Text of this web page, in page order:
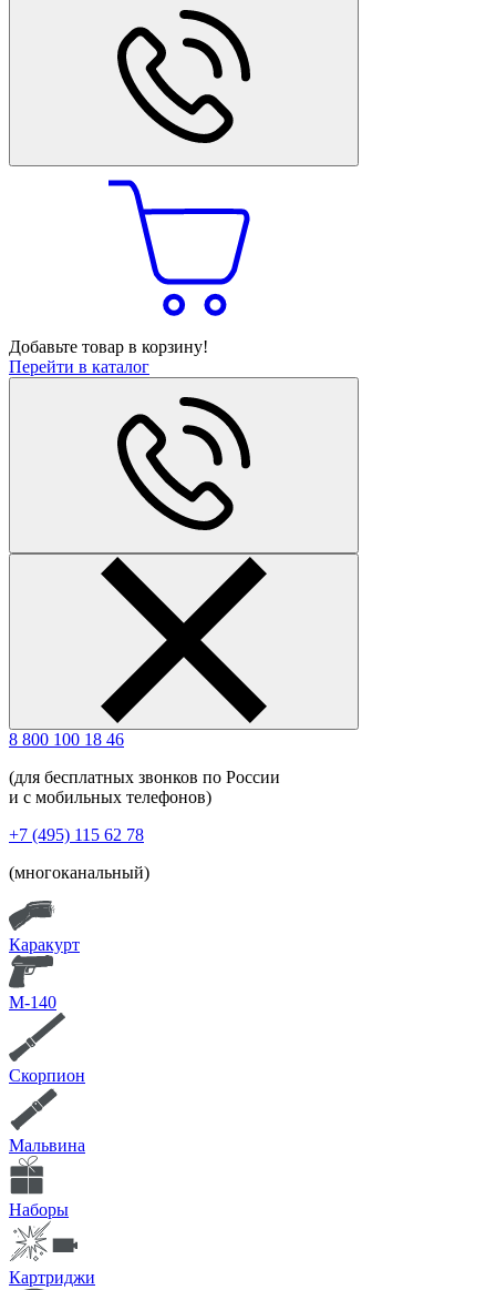
Добавьте товар в корзину!
Перейти в каталог
8 800 100 18 46
(для бесплатных звонков по России
и с мобильных телефонов)
+7 (495) 115 62 78
(многоканальный)
Каракурт
М-140
Скорпион
Мальвина
Наборы
Картриджи